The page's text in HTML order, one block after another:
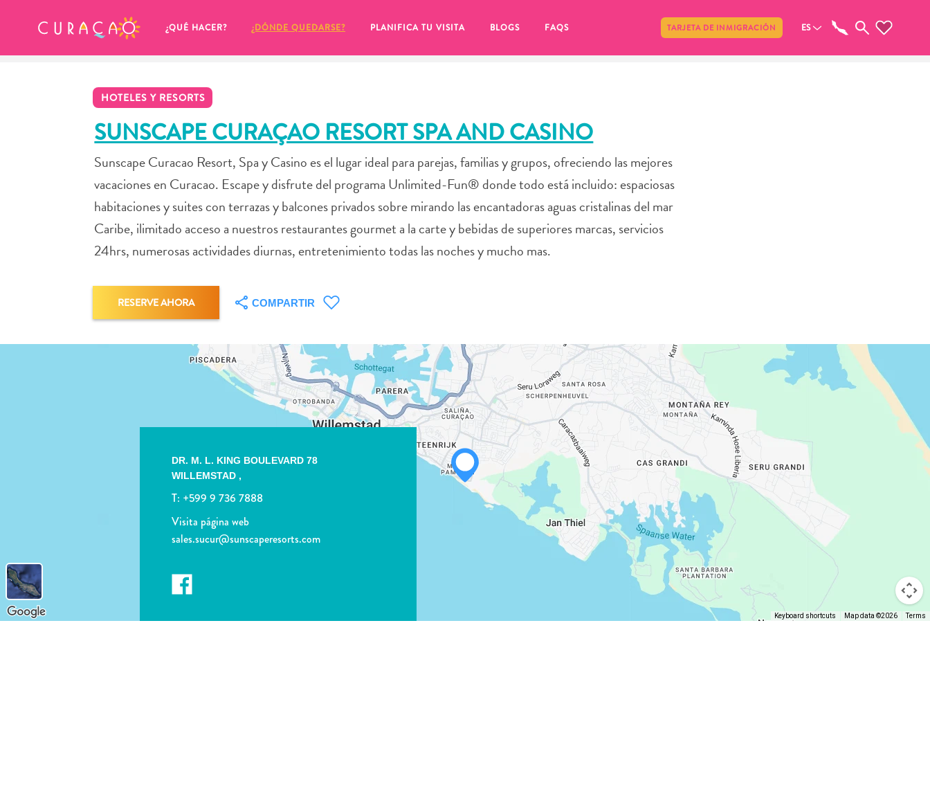
¿QUÉ HACER? ¿DÓNDE QUEDARSE? PLANIFICA TU VISITA BLOGS FAQS TARJETA DE INMIGRACIÓN ES
HOTELES Y RESORTS
SUNSCAPE CURAÇAO RESORT SPA AND CASINO
Sunscape Curacao Resort, Spa y Casino es el lugar ideal para parejas, familias y grupos, ofreciendo las mejores
vacaciones en Curacao. Escape y disfrute del programa Unlimited-Fun® donde todo está incluido: espaciosas
habitaciones y suites con terrazas y balcones privados sobre mirando las encantadoras aguas cristalinas del mar
Caribe, ilimitado acceso a nuestros restaurantes gourmet a la carte y bebidas de superiores marcas, servicios
24hrs, numerosas actividades diurnas, entretenimiento todas las noches y mucho mas.
RESERVE AHORA COMPARTIR
DR. M. L. KING BOULEVARD 78
WILLEMSTAD ,
T: +599 9 736 7888
Visita página web
sales.sucur@sunscaperesorts.com
Keyboard shortcuts Map data ©2026 Terms
MIS FAVORITOS Compartir
Parece que no has guardado
ningún lugar favorito aún.